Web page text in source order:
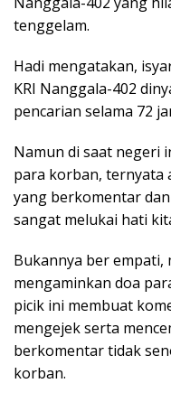
tenggelam.
Hadi mengatakan,
KRI Nanggala-402
pencarian selama 72
Namun di saat negeri
para korban, ternyata
yang berkomentar
sangat melukai hati
Bukannya ber empati,
mengaminkan doa
picik ini membuat
mengejek serta
berkomentar tidak
korban.